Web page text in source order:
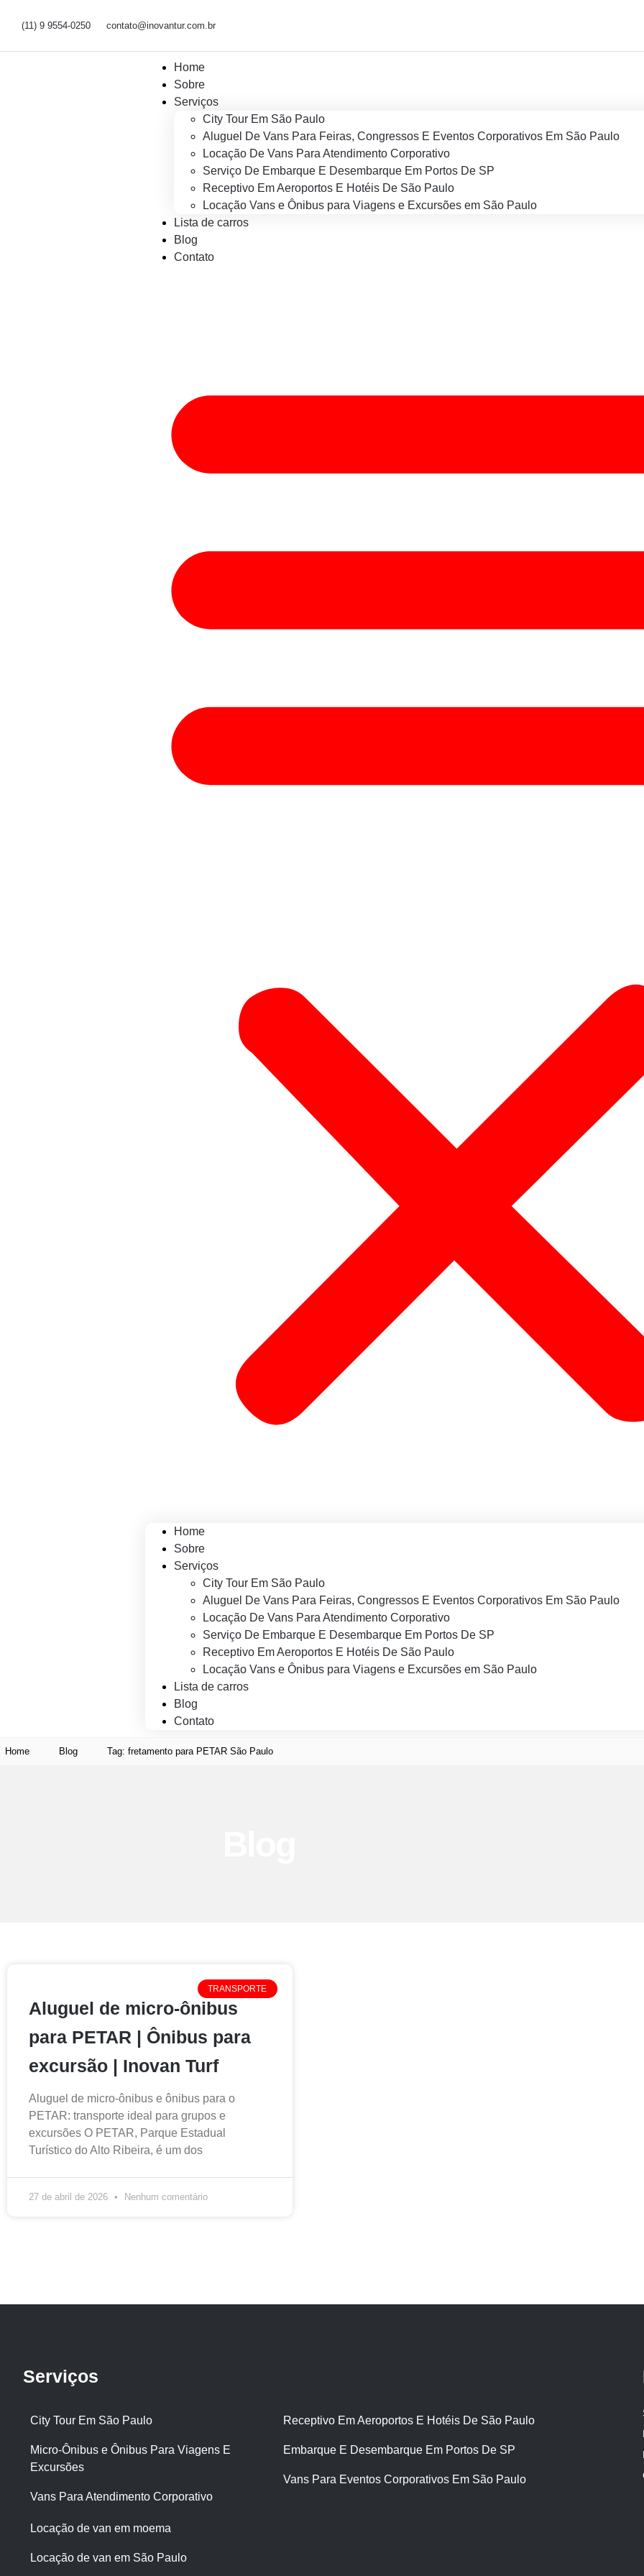
(11) 9 9554-0250 contato@inovantur.com.br
Home
Sobre
Serviços
City Tour Em São Paulo
Aluguel De Vans Para Feiras, Congressos E Eventos Corporativos Em São Paulo
Locação De Vans Para Atendimento Corporativo
Serviço De Embarque E Desembarque Em Portos De SP
Receptivo Em Aeroportos E Hotéis De São Paulo
Locação Vans e Ônibus para Viagens e Excursões em São Paulo
Lista de carros
Blog
Contato
Home
Sobre
Serviços
City Tour Em São Paulo
Aluguel De Vans Para Feiras, Congressos E Eventos Corporativos Em São Paulo
Locação De Vans Para Atendimento Corporativo
Serviço De Embarque E Desembarque Em Portos De SP
Receptivo Em Aeroportos E Hotéis De São Paulo
Locação Vans e Ônibus para Viagens e Excursões em São Paulo
Lista de carros
Blog
Contato
Home Blog Tag: fretamento para PETAR São Paulo
TRANSPORTE
Aluguel de micro-ônibus
para PETAR | Ônibus para
excursão | Inovan Turf
Aluguel de micro-ônibus e ônibus para o
PETAR: transporte ideal para grupos e
excursões O PETAR, Parque Estadual
Turístico do Alto Ribeira, é um dos
27 de abril de 2026 Nenhum comentário
Serviços
City Tour Em São Paulo
Micro-Ônibus e Ônibus Para Viagens E
Excursões
Vans Para Atendimento Corporativo
Receptivo Em Aeroportos E Hotéis De São Paulo
Embarque E Desembarque Em Portos De SP
Vans Para Eventos Corporativos Em São Paulo
Locação de van em moema
Locação de van em São Paulo